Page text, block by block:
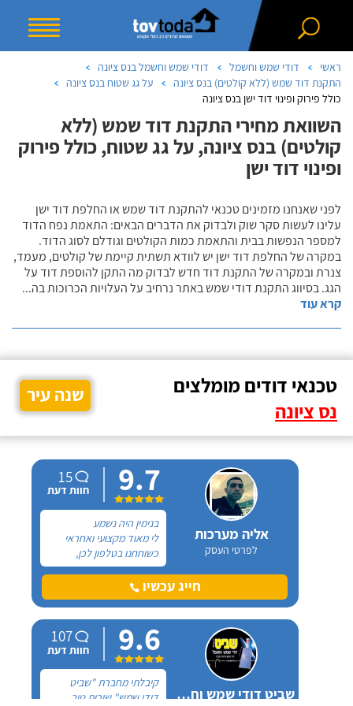
ראשי דודי שמש וחשמל
דודי שמש וחשמל בנס ציונה
התקנת דוד שמש (ללא קולטים) בנס ציונה
על גג שטוח בנס ציונה
כולל פירוק ופינוי דוד ישן בנס ציונה
השוואת מחירי התקנת דוד שמש (ללא
קולטים) בנס ציונה, על גג שטוח, כולל פירוק
ופינוי דוד ישן
לפני שאנחנו מזמינים טכנאי להתקנת דוד שמש או החלפת דוד ישן
עלינו לעשות סקר שוק ולבדוק את הדברים הבאים: התאמת נפח הדוד
למספר הנפשות בבית והתאמת כמות הקולטים וגודלם לסוג הדוד.
במקרה של החלפת דוד ישן יש לוודא תשתית קיימת של קולטים, מעמד,
צנרת ובמקרה של התקנת דוד חדש לבדוק מה התקן להוספת דוד על
הגג. בסיווג התקנת דודי שמש באתר נרחיב על העלויות הכרוכות בה...
קרא עוד
טכנאי דודים מומלצים
נס ציונה
שנה עיר
אליה מערכות
לפרטי העסק
9.7
15
חוות דעת
בנימין היה נשמע
לי מאוד מקצועי ואחראי
כשוחחנו בטלפון לכן,
הזמנתי אותו להחלפת דוד
שמש וקולטים בבניין בו אני
גרה והוא אכן נתן שירות
עבודה נקייה ומסודרת.
חייג עכשיו
שביט דודי שמש וחשמל בע"מ
9.6
107
חוות דעת
קיבלתי מחברת "שביט
דודי שמש" שירות טוב,